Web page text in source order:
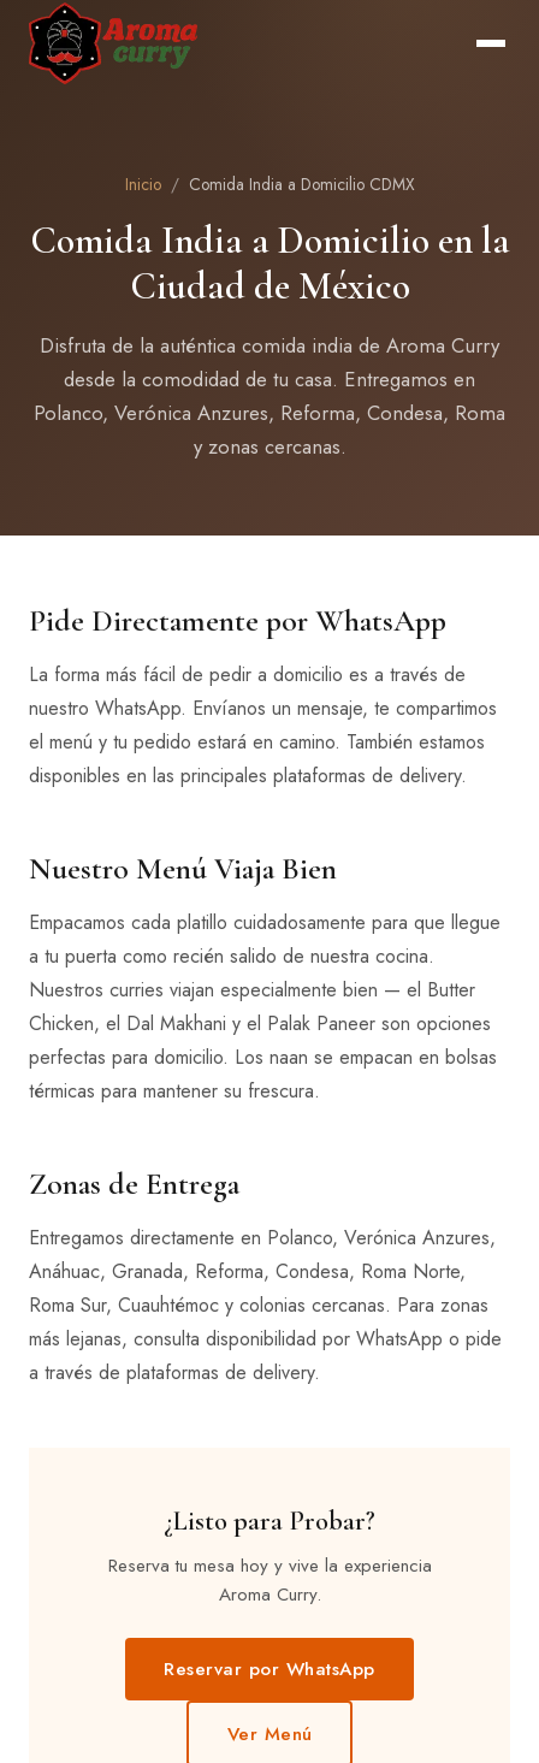
Inicio / Comida India a Domicilio CDMX
Comida India a Domicilio en la
Ciudad de México
Disfruta de la auténtica comida india de Aroma Curry
desde la comodidad de tu casa. Entregamos en
Polanco, Verónica Anzures, Reforma, Condesa, Roma
y zonas cercanas.
Pide Directamente por WhatsApp
La forma más fácil de pedir a domicilio es a través de
nuestro WhatsApp. Envíanos un mensaje, te compartimos
el menú y tu pedido estará en camino. También estamos
disponibles en las principales plataformas de delivery.
Nuestro Menú Viaja Bien
Empacamos cada platillo cuidadosamente para que llegue
a tu puerta como recién salido de nuestra cocina.
Nuestros curries viajan especialmente bien — el Butter
Chicken, el Dal Makhani y el Palak Paneer son opciones
perfectas para domicilio. Los naan se empacan en bolsas
térmicas para mantener su frescura.
Zonas de Entrega
Entregamos directamente en Polanco, Verónica Anzures,
Anáhuac, Granada, Reforma, Condesa, Roma Norte,
Roma Sur, Cuauhtémoc y colonias cercanas. Para zonas
más lejanas, consulta disponibilidad por WhatsApp o pide
a través de plataformas de delivery.
¿Listo para Probar?
Reserva tu mesa hoy y vive la experiencia
Aroma Curry.
Reservar por WhatsApp
Ver Menú